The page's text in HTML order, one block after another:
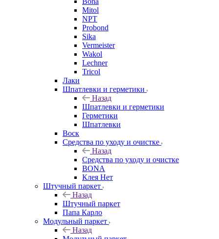
Mitol
NPT
Probond
Sika
Vermeister
Wakol
Lechner
Tricol
Лаки
Шпатлевки и герметики
Назад
Шпатлевки и герметики
Герметики
Шпатлевки
Воск
Средства по уходу и очистке
Назад
Средства по уходу и очистке
BONA
Клея Нет
Штучный паркет
Назад
Штучный паркет
Папа Карло
Модульный паркет
Назад